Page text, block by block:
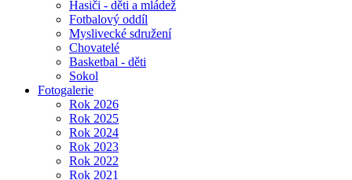
Hasiči - děti a mládež
Fotbalový oddíl
Myslivecké sdružení
Chovatelé
Basketbal - děti
Sokol
Fotogalerie
Rok 2026
Rok 2025
Rok 2024
Rok 2023
Rok 2022
Rok 2021